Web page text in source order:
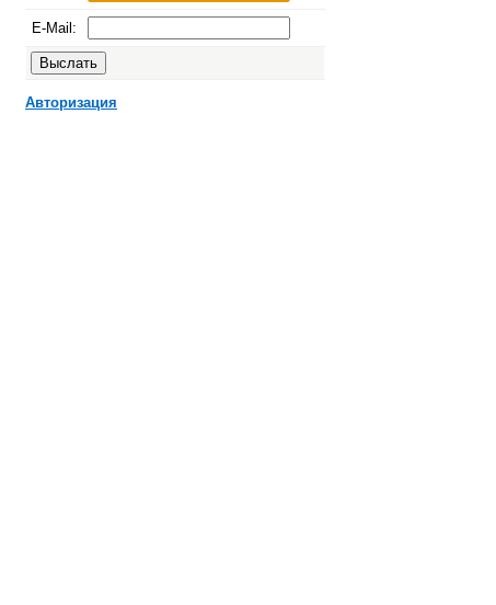
E-Mail:
Авторизация